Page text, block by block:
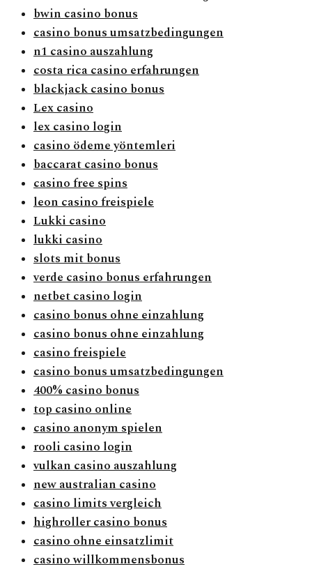
bwin casino bonus
casino bonus umsatzbedingungen
n1 casino auszahlung
costa rica casino erfahrungen
blackjack casino bonus
Lex casino
lex casino login
casino ödeme yöntemleri
baccarat casino bonus
casino free spins
leon casino freispiele
Lukki casino
lukki casino
slots mit bonus
verde casino bonus erfahrungen
netbet casino login
casino bonus ohne einzahlung
casino bonus ohne einzahlung
casino freispiele
casino bonus umsatzbedingungen
400% casino bonus
top casino online
casino anonym spielen
rooli casino login
vulkan casino auszahlung
new australian casino
casino limits vergleich
highroller casino bonus
casino ohne einsatzlimit
casino willkommensbonus